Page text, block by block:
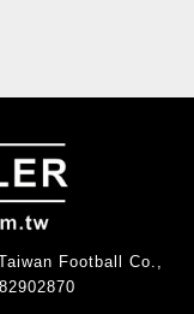
Football Co.,